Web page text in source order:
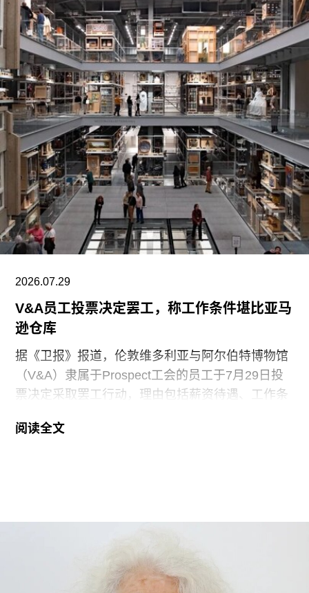
哈恩·内夫肯基金会是一家专注于影像艺术创作的非
营利组织，致力于扶持新兴及中生代影像艺术家。
基金会主要通过资助和委任创作，在全球范围内支
持影像新作品的创作。
2026.07.29
V&A员工投票决定罢工，称工作条件堪比亚马
逊仓库
据《卫报》报道，伦敦维多利亚与阿尔伯特博物馆
（V&A）隶属于Prospect工会的员工于7月29日投
票决定采取罢工行动，理由包括薪资待遇、工作条
地区共运营四家博物馆，包括南肯辛顿的V&A博物
藏库的员工100%投票支持罢工行动。
V&A东馆典藏库于2025年5月开放，向公众展示了
阅读全文